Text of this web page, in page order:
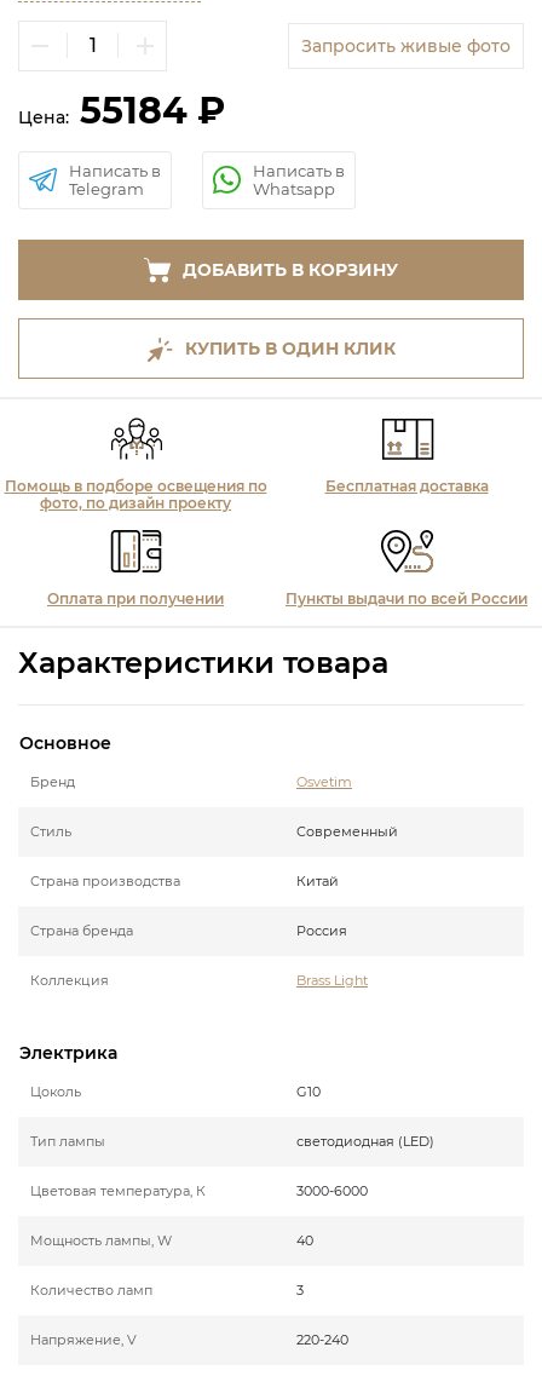
Запросить живые фото
Цена: 55184 ₽
Написать в
Telegram
Написать в
Whatsapp
ДОБАВИТЬ В КОРЗИНУ
КУПИТЬ В ОДИН КЛИК
Помощь в подборе освещения по
фото, по дизайн проекту
Бесплатная доставка
Оплата при получении Пункты выдачи по всей России
Характеристики товара
Основное
Бренд Osvetim
Стиль Современный
Страна производства Китай
Страна бренда Россия
Коллекция Brass Light
Электрика
Цоколь G10
Тип лампы светодиодная (LED)
Цветовая температура, К 3000-6000
Мощность лампы, W 40
Количество ламп 3
Напряжение, V 220-240